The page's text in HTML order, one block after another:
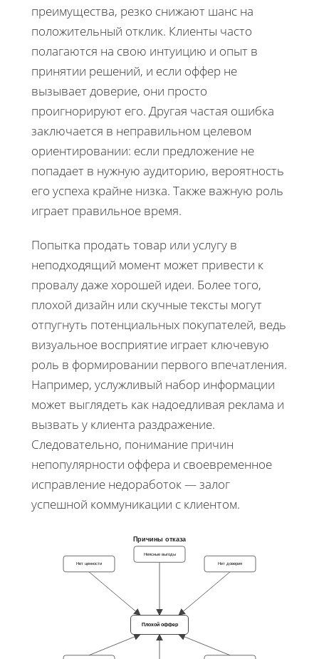
преимущества, резко снижают шанс на
положительный отклик. Клиенты часто
полагаются на свою интуицию и опыт в
принятии решений, и если оффер не
вызывает доверие, они просто
проигнорируют его. Другая частая ошибка
заключается в неправильном целевом
ориентировании: если предложение не
попадает в нужную аудиторию, вероятность
его успеха крайне низка. Также важную роль
играет правильное время.
Попытка продать товар или услугу в
неподходящий момент может привести к
провалу даже хорошей идеи. Более того,
плохой дизайн или скучные тексты могут
отпугнуть потенциальных покупателей, ведь
визуальное восприятие играет ключевую
роль в формировании первого впечатления.
Например, услужливый набор информации
может выглядеть как надоедливая реклама и
вызвать у клиента раздражение.
Следовательно, понимание причин
непопулярности оффера и своевременное
исправление недоработок — залог
успешной коммуникации с клиентом.
Причины отказа
Нет ценности
Неясные выгоды
Нет доверия
Плохой оффер